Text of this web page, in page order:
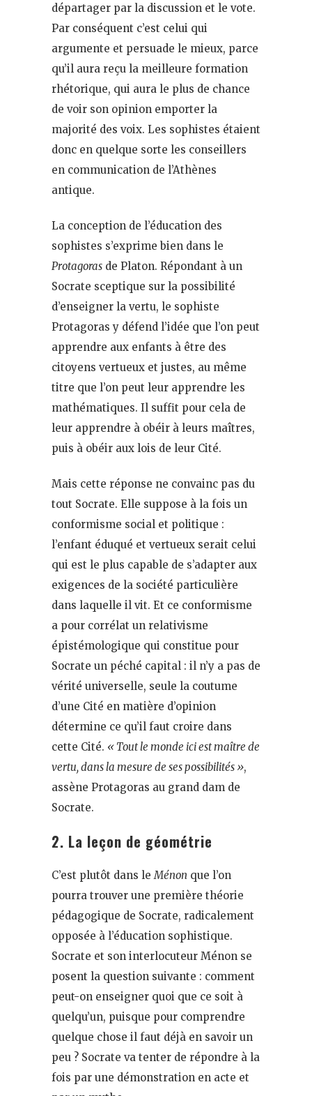
départager par la discussion et le vote.
Par conséquent c’est celui qui
argumente et persuade le mieux, parce
qu’il aura reçu la meilleure formation
rhétorique, qui aura le plus de chance
de voir son opinion emporter la
majorité des voix. Les sophistes étaient
donc en quelque sorte les conseillers
en communication de l’Athènes
antique.
La conception de l’éducation des
sophistes s’exprime bien dans le
Protagoras de Platon. Répondant à un
Socrate sceptique sur la possibilité
d’enseigner la vertu, le sophiste
Protagoras y défend l’idée que l’on peut
apprendre aux enfants à être des
citoyens vertueux et justes, au même
titre que l’on peut leur apprendre les
mathématiques. Il suffit pour cela de
leur apprendre à obéir à leurs maîtres,
puis à obéir aux lois de leur Cité.
Mais cette réponse ne convainc pas du
tout Socrate. Elle suppose à la fois un
conformisme social et politique :
l’enfant éduqué et vertueux serait celui
qui est le plus capable de s’adapter aux
exigences de la société particulière
dans laquelle il vit. Et ce conformisme
a pour corrélat un relativisme
épistémologique qui constitue pour
Socrate un péché capital : il n’y a pas de
vérité universelle, seule la coutume
d’une Cité en matière d’opinion
détermine ce qu’il faut croire dans
cette Cité. « Tout le monde ici est maître de
vertu, dans la mesure de ses possibilités »,
assène Protagoras au grand dam de
Socrate.
2. La leçon de géométrie
C’est plutôt dans le Ménon que l’on
pourra trouver une première théorie
pédagogique de Socrate, radicalement
opposée à l’éducation sophistique.
Socrate et son interlocuteur Ménon se
posent la question suivante : comment
peut-on enseigner quoi que ce soit à
quelqu’un, puisque pour comprendre
quelque chose il faut déjà en savoir un
peu ? Socrate va tenter de répondre à la
fois par une démonstration en acte et